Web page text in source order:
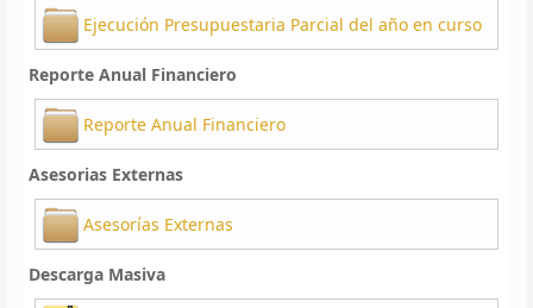
Ejecución Presupuestaria Parcial del año en curso
Reporte Anual Financiero
Reporte Anual Financiero
Asesorias Externas
Asesorías Externas
Descarga Masiva